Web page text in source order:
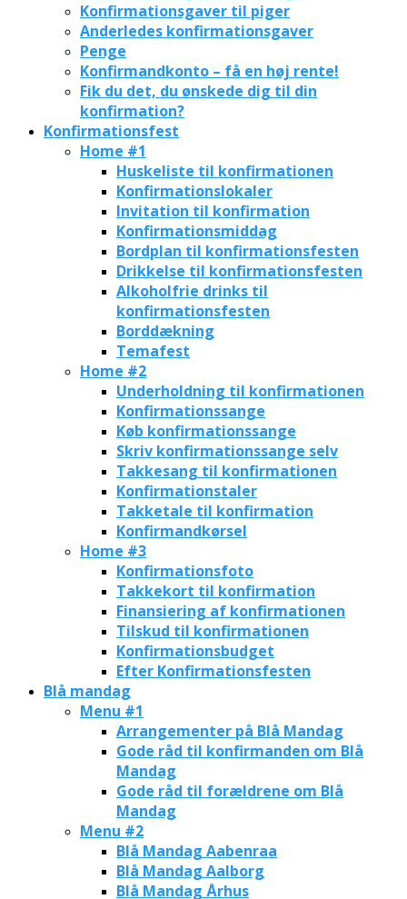
Konfirmationsgaver til piger
Anderledes konfirmationsgaver
Penge
Konfirmandkonto – få en høj rente!
Fik du det, du ønskede dig til din
konfirmation?
Konfirmationsfest
Home #1
Huskeliste til konfirmationen
Konfirmationslokaler
Invitation til konfirmation
Konfirmationsmiddag
Bordplan til konfirmationsfesten
Drikkelse til konfirmationsfesten
Alkoholfrie drinks til
konfirmationsfesten
Borddækning
Temafest
Home #2
Underholdning til konfirmationen
Konfirmationssange
Køb konfirmationssange
Skriv konfirmationssange selv
Takkesang til konfirmationen
Konfirmationstaler
Takketale til konfirmation
Konfirmandkørsel
Home #3
Konfirmationsfoto
Takkekort til konfirmation
Finansiering af konfirmationen
Tilskud til konfirmationen
Konfirmationsbudget
Efter Konfirmationsfesten
Blå mandag
Menu #1
Arrangementer på Blå Mandag
Gode råd til konfirmanden om Blå
Mandag
Gode råd til forældrene om Blå
Mandag
Menu #2
Blå Mandag Aabenraa
Blå Mandag Aalborg
Blå Mandag Århus